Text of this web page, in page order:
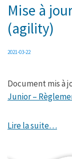
Mise à
(agility)
2021-03-22
Document mis à
Junior –
Lire la suite…